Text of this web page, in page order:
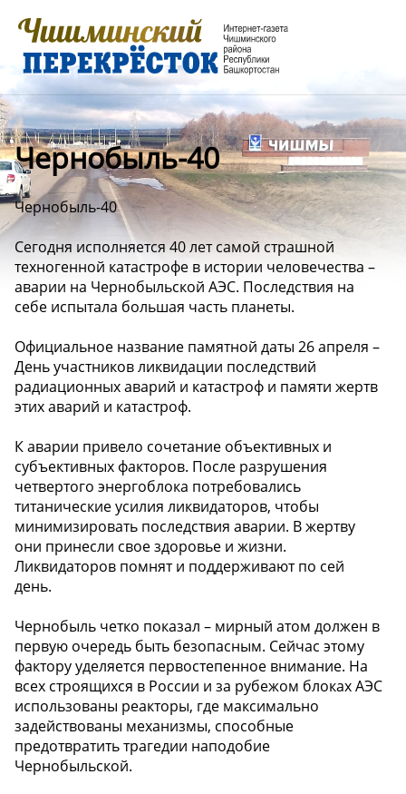
Чернобыль-40
Чернобыль-40
️Сегодня исполняется 40 лет самой страшной
техногенной катастрофе в истории человечества –
аварии на Чернобыльской АЭС. Последствия на
себе испытала большая часть планеты.
️Официальное название памятной даты 26 апреля –
День участников ликвидации последствий
радиационных аварий и катастроф и памяти жертв
этих аварий и катастроф.
️К аварии привело сочетание объективных и
субъективных факторов. После разрушения
четвертого энергоблока потребовались
титанические усилия ликвидаторов, чтобы
минимизировать последствия аварии. В жертву
они принесли свое здоровье и жизни.
Ликвидаторов помнят и поддерживают по сей
день.
️Чернобыль четко показал – мирный атом должен в
первую очередь быть безопасным. Сейчас этому
фактору уделяется первостепенное внимание. На
всех строящихся в России и за рубежом блоках АЭС
использованы реакторы, где максимально
задействованы механизмы, способные
предотвратить трагедии наподобие
Чернобыльской.